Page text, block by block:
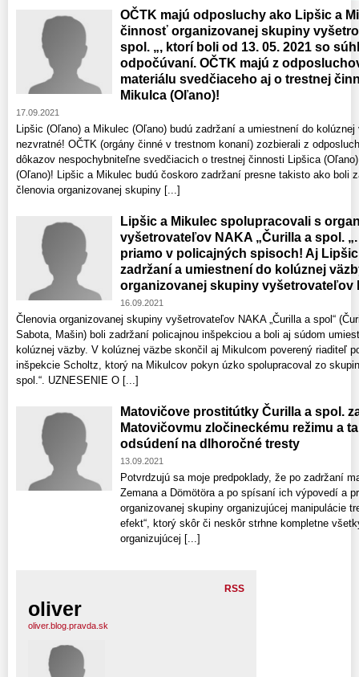
OČTK majú odposluchy ako Lipšic a
činnosť organizovanej skupiny
spol. „, ktorí boli od 13. 05. 2021 so
odpočúvaní. OČTK majú z
materiálu svedčiaceho aj o trestnej
Mikulca (Oľano)!
17.09.2021
Lipšic (Oľano) a Mikulec (Oľano) budú zadržaní a umiestnení do
nezvratné! OČTK (orgány činné v trestnom konaní) zozbierali z
dôkazov nespochybniteľne svedčiacich o trestnej činnosti Lipšica
(Oľano)! Lipšic a Mikulec budú čoskoro zadržaní presne takisto ako boli
členovia organizovanej skupiny [...]
Lipšic a Mikulec spolupracovali s
vyšetrovateľov NAKA „Čurilla a spol.
priamo v policajných spisoch! Aj
zadržaní a umiestnení do kolúznej
organizovanej skupiny vyšetrovateľov
16.09.2021
Členovia organizovanej skupiny vyšetrovateľov NAKA „Čurilla a spol“
Sabota, Mašin) boli zadržaní policajnou inšpekciou a boli aj súdom
kolúznej väzby. V kolúznej väzbe skončil aj Mikulcom poverený riaditeľ
inšpekcie Scholtz, ktorý na Mikulcov pokyn úzko spolupracoval zo
spol.“. UZNESENIE O [...]
Matovičove prostitútky Čurilla a spol.
Matovičovmu zločineckému režimu a
odsúdení na dlhoročné tresty
13.09.2021
Potvrdzujú sa moje predpoklady, že po zadržaní
Zemana a Dömötöra a po spísaní ich výpovedí a
organizovanej skupiny organizujúcej manipulácie
efekt“, ktorý skôr či neskôr strhne kompletne
organizujúcej [...]
RSS
oliver
oliver.blog.pravda.sk